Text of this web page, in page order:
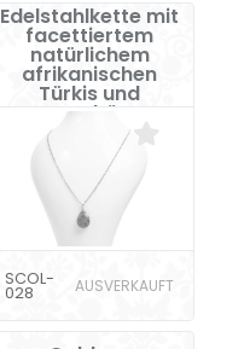
Edelstahlkette mit
facettiertem
natürlichem
afrikanischen
Türkis und
Sternanhänger
SCOL-
028 AUSVERKAUFT